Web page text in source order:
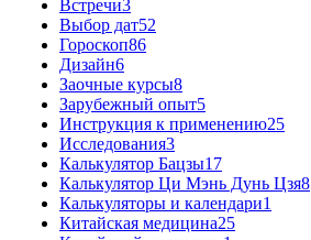
Встречи3
Выбор дат52
Гороскоп86
Дизайн6
Заочные курсы8
Зарубежный опыт5
Инструкция к применению25
Исследования3
Калькулятор Бацзы17
Калькулятор Ци Мэнь Дунь Цзя8
Калькуляторы и календари1
Китайская медицина25